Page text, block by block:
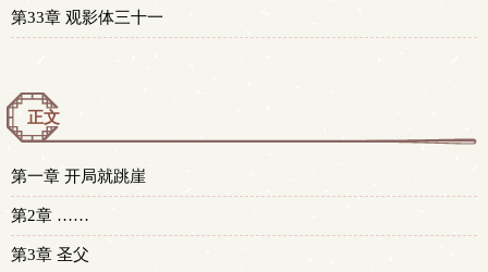
第33章 观影体三十一
正文
第一章 开局就跳崖
第2章 ……
第3章 圣父